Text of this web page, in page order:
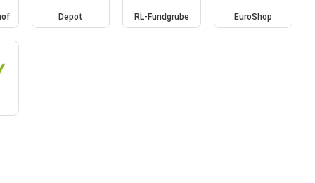
Depot RL-Fundgrube EuroShop